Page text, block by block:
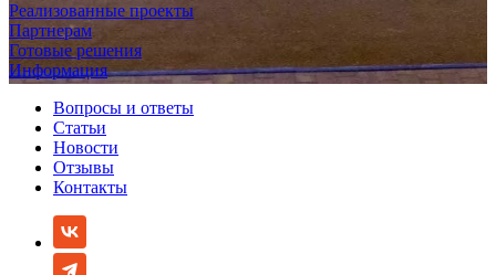
Реализованные проекты
Партнерам
Готовые решения
Информация
Вопросы и ответы
Статьи
Новости
Отзывы
Контакты